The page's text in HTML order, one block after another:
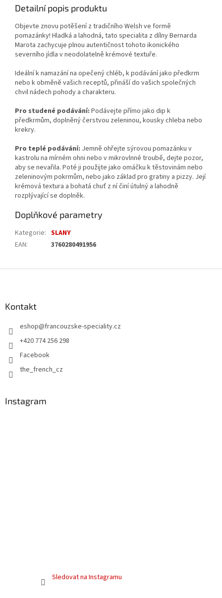
Detailní popis produktu
Objevte znovu potěšení z tradičního Welsh ve formě
pomazánky! Hladká a lahodná, tato specialita z dílny Bernarda
Marota zachycuje plnou autentičnost tohoto ikonického
severního jídla v neodolatelně krémové textuře.
Ideální k namazání na opečený chléb, k podávání jako předkrm
nebo k obměně vašich receptů, přináší do vašich společných
chvil nádech pohody a charakteru.
Pro studené podávání: Podávejte přímo jako dip k
předkrmům, doplněný čerstvou zeleninou, kousky chleba nebo
krekry.
Pro teplé podávání: Jemně ohřejte sýrovou pomazánku v
kastrolu na mírném ohni nebo v mikrovlnné troubě, dejte pozor,
aby se nevařila. Poté ji použijte jako omáčku k těstovinám nebo
zeleninovým pokrmům, nebo jako základ pro gratiny a pizzy. Její
krémová textura a bohatá chuť z ní činí útulný a lahodně
rozplývající se doplněk.
Doplňkové parametry
Kategorie: SLANY
EAN: 3760280491956
Kontakt
eshop@francouzske-speciality.cz
+420 774 256 298
Facebook
the_french_cz
Instagram
Sledovat na Instagramu